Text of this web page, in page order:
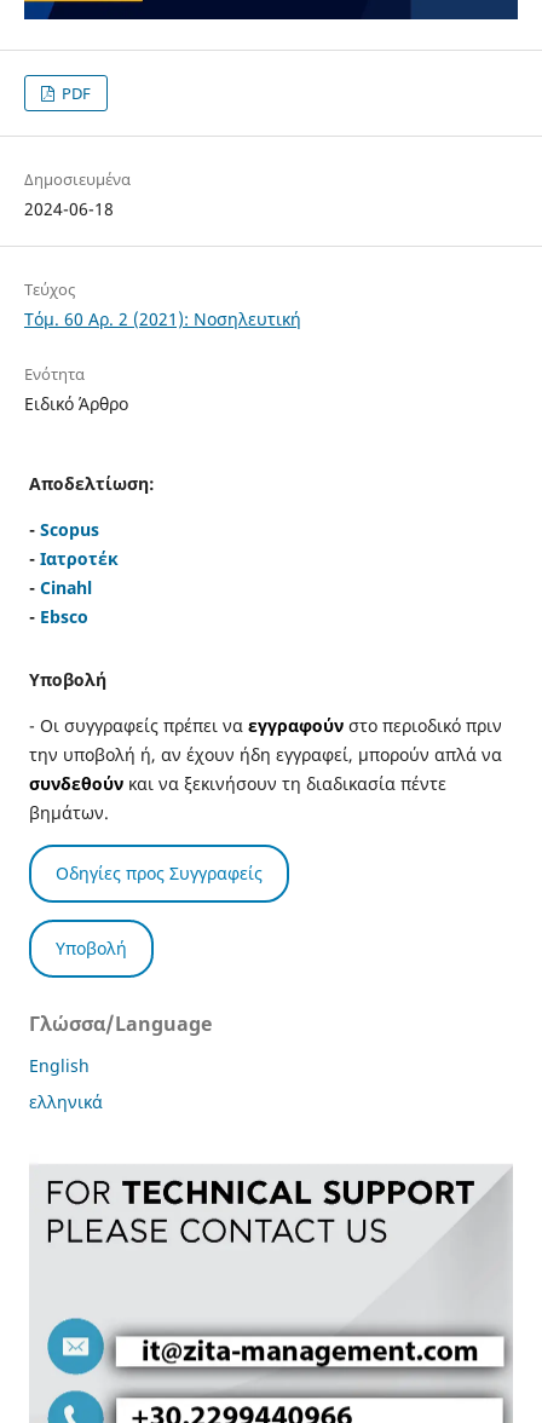
PDF
Δημοσιευμένα
2024-06-18
Τεύχος
Τόμ. 60 Αρ. 2 (2021): Νοσηλευτική
Ενότητα
Ειδικό Άρθρο
Αποδελτίωση:
- Scopus
- Ιατροτέκ
- Cinahl
- Ebsco
Υποβολή
- Οι συγγραφείς πρέπει να εγγραφούν στο περιοδικό πριν
την υποβολή ή, αν έχουν ήδη εγγραφεί, μπορούν απλά να
συνδεθούνκαι να ξεκινήσουν τη διαδικασία πέντε
βημάτων.
Οδηγίες προς Συγγραφείς
Υποβολή
Γλώσσα/Language
English
ελληνικά